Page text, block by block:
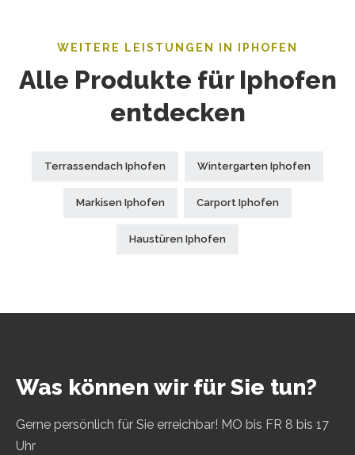
WEITERE LEISTUNGEN IN IPHOFEN
Alle Produkte für Iphofen
entdecken
Terrassendach Iphofen Wintergarten Iphofen
Markisen Iphofen Carport Iphofen
Haustüren Iphofen
Was können wir für Sie tun?
Gerne persönlich für Sie erreichbar! MO bis FR 8 bis 17
Uhr